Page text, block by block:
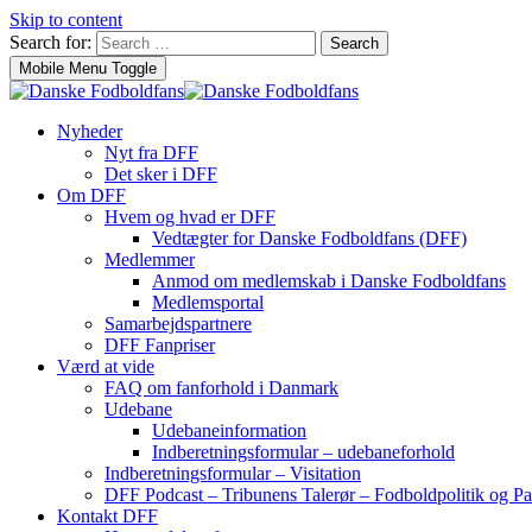
Skip to content
Search for:
Search
Mobile Menu Toggle
Nyheder
Nyt fra DFF
Det sker i DFF
Om DFF
Hvem og hvad er DFF
Vedtægter for Danske Fodboldfans (DFF)
Medlemmer
Anmod om medlemskab i Danske Fodboldfans
Medlemsportal
Samarbejdspartnere
DFF Fanpriser
Værd at vide
FAQ om fanforhold i Danmark
Udebane
Udebaneinformation
Indberetningsformular – udebaneforhold
Indberetningsformular – Visitation
DFF Podcast – Tribunens Talerør – Fodboldpolitik og
Kontakt DFF